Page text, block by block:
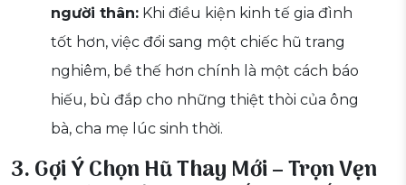
người thân: Khi điều kiện kinh tế gia đình
tốt hơn, việc đổi sang một chiếc hũ trang
nghiêm, bề thế hơn chính là một cách báo
hiếu, bù đắp cho những thiệt thòi của ông
bà, cha mẹ lúc sinh thời.
3. Gợi Ý Chọn Hũ Thay Mới – Trọn Vẹn